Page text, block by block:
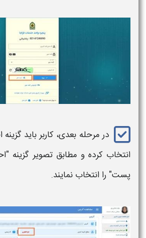
در مرحله بعدی، کاربر باید
انتخاب کرده و مطابق تصویر گزینه
پست" را انتخاب نمایند.